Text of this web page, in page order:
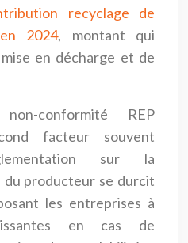
recyclage de
2024, montant qui
en décharge et de
conformité REP
facteur souvent
sur la
du producteur se durcit
les entreprises à
en cas de